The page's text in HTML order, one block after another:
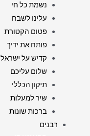
נשמת כל חי
עלינו לשבח
פטום הקטורת
פותח את ידיך
קדיש על ישראל
שלום עליכם
תיקון הכללי
שיר למעלות
ברכות שונות
רבנים